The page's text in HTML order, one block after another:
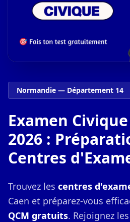
Normandie — Département 14
Examen
2026 :
Centres
Trouvez les centres
Caen et préparez-vous
QCM gratuits. Rejoignez